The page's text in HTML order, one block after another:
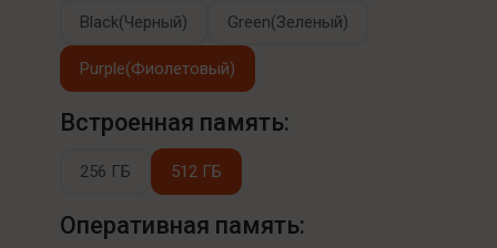
Black(Черный) Green(Зеленый)
Purple(Фиолетовый)
Встроенная память:
256 ГБ 512 ГБ
Оперативная память: